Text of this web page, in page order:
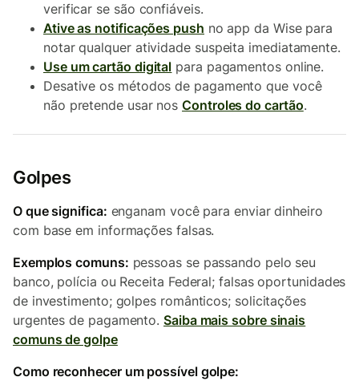
verificar se são confiáveis.
Ative as notificações push no app da Wise para
notar qualquer atividade suspeita imediatamente.
Use um cartão digital para pagamentos online.
Desative os métodos de pagamento que você
não pretende usar nosControles do cartão.
Golpes
O que significa: enganam você para enviar dinheiro
com base em informações falsas.
Exemplos comuns: pessoas se passando pelo seu
banco, polícia ou Receita Federal; falsas oportunidades
de investimento; golpes românticos; solicitações
urgentes de pagamento.Saiba mais sobre sinais
comuns de golpe
Como reconhecer um possível golpe: